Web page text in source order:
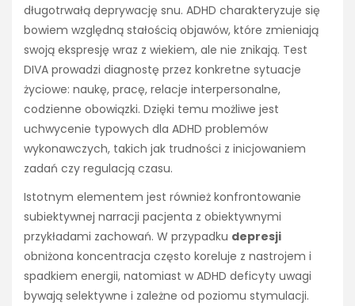
długotrwałą deprywację snu. ADHD charakteryzuje się
bowiem względną stałością objawów, które zmieniają
swoją ekspresję wraz z wiekiem, ale nie znikają. Test
DIVA prowadzi diagnostę przez konkretne sytuacje
życiowe: naukę, pracę, relacje interpersonalne,
codzienne obowiązki. Dzięki temu możliwe jest
uchwycenie typowych dla ADHD problemów
wykonawczych, takich jak trudności z inicjowaniem
zadań czy regulacją czasu.
Istotnym elementem jest również konfrontowanie
subiektywnej narracji pacjenta z obiektywnymi
przykładami zachowań. W przypadku depresji
obniżona koncentracja często koreluje z nastrojem i
spadkiem energii, natomiast w ADHD deficyty uwagi
bywają selektywne i zależne od poziomu stymulacji.